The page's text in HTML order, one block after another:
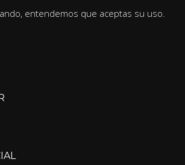
entendemos que aceptas su uso.